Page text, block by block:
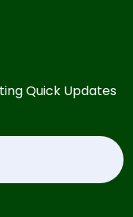
Quick Updates